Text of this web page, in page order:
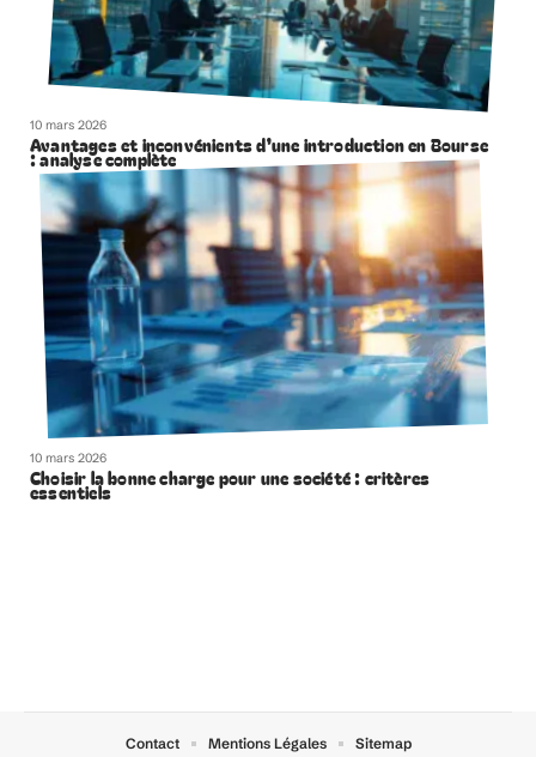
10 mars 2026
Engagement de la responsabilité pénale : critères et
explications
10 mars 2026
Avantages et inconvénients d’une introduction en Bourse
: analyse complète